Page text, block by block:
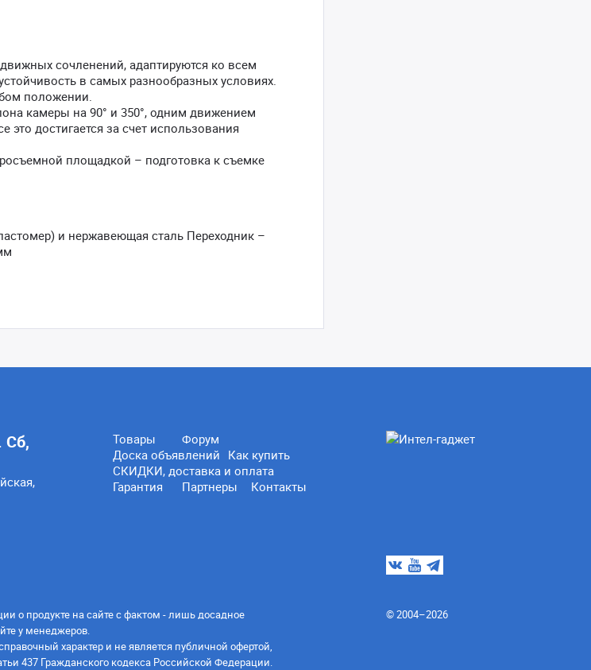
сочленений, адаптируются ко всем
в самых разнообразных условиях.
положении.
камеры на 90° и 350°, одним движением
достигается за счет использования
площадкой – подготовка к съемке
и нержавеющая сталь Переходник –
Сб,
Товары
Форум
Доска объявлений Как купить
СКИДКИ, доставка и оплата
Гарантия
Партнеры Контакты
о продукте на сайте с фактом - лишь досадное
у менеджеров.
характер и не является публичной офертой,
437 Гражданского кодекса Российской Федерации.
© 2004–2026